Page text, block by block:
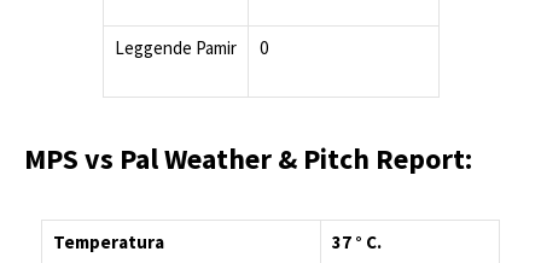
Leggende Pamir 0
MPS vs Pal Weather & Pitch Report:
Temperatura 37 ° C.